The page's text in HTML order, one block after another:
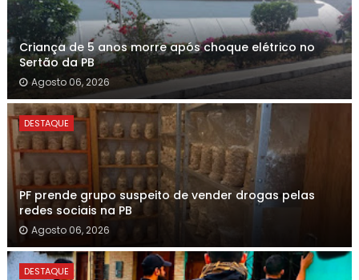
Criança de 5 anos morre após choque elétrico no
Sertão da PB
Agosto 06, 2026
DESTAQUE
PF prende grupo suspeito de vender drogas pelas
redes sociais na PB
Agosto 06, 2026
DESTAQUE